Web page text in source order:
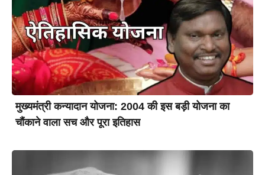
मुख्यमंत्री कन्यादान योजना: 2004 की इस बड़ी योजना का
चौंकाने वाला सच और पूरा इतिहास